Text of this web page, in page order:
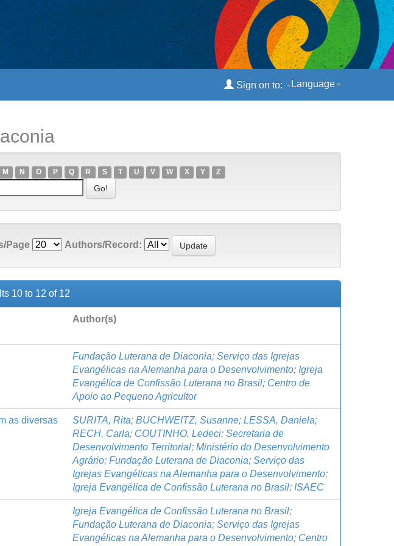
Language
Sign on to:
M N O P Q R S T U V W X Y Z
Page Authors/Record:
10 to 12 of 12
Author(s)
Fundação Luterana de Diaconia; Serviço das Igrejas
Evangélicas na Alemanha para o Desenvolvimento; Igreja
Evangélica de Confissão Luterana no Brasil; Centro de
Apoio ao Pequeno Agricultor
as diversas
SURITA, Rita; BUCHWEITZ, Susanne; LESSA, Daniela;
RECH, Carla; COUTINHO, Ledeci; Secretaria de
Desenvolvimento Territorial; Ministério do Desenvolvimento
Agrário; Fundação Luterana de Diaconia; Serviço das
Igrejas Evangélicas na Alemanha para o Desenvolvimento;
Igreja Evangélica de Confissão Luterana no Brasil; ISAEC
Igreja Evangélica de Confissão Luterana no Brasil;
Fundação Luterana de Diaconia; Serviço das Igrejas
Evangélicas na Alemanha para o Desenvolvimento; Centro